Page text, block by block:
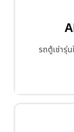
รถตู้เช่ารุ่